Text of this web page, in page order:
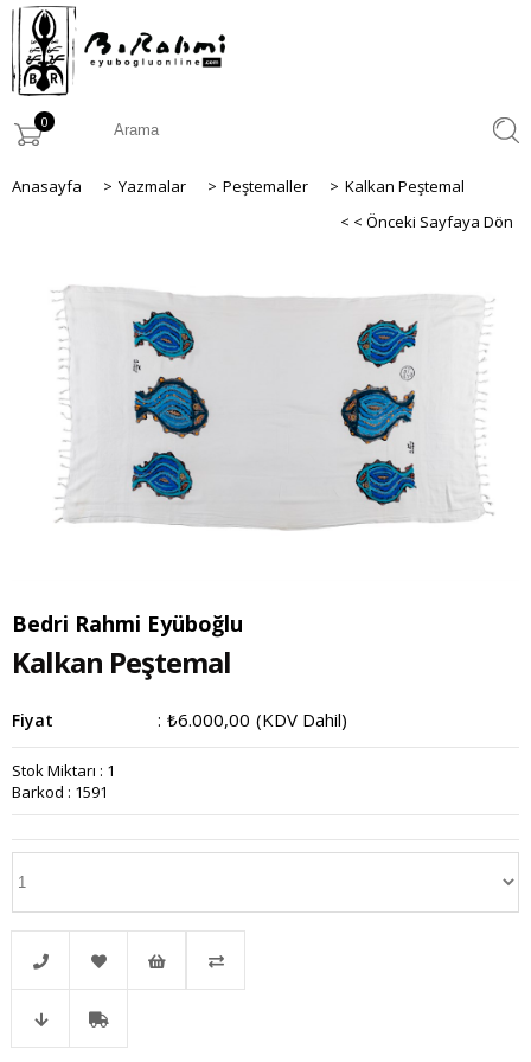
0
Anasayfa > Yazmalar > Peştemaller > Kalkan Peştemal
< < Önceki Sayfaya Dön
Bedri Rahmi Eyüboğlu
Kalkan Peştemal
Fiyat : ₺6.000,00 (KDV Dahil)
Stok Miktarı : 1
Barkod : 1591
Telefonla Favorilere